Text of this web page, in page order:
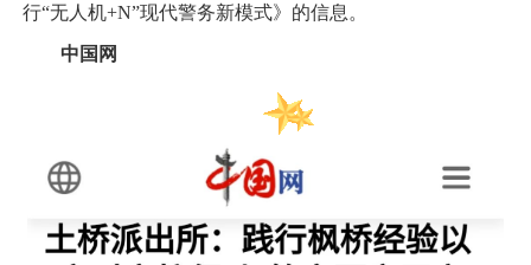
行“无人机+N”现代警务新模式》的信息。
中国网